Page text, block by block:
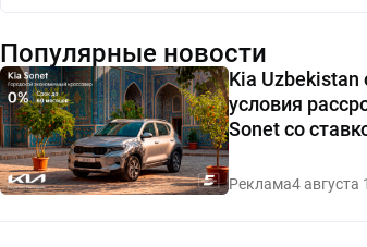
Популярные новости
Kia Uzbekistan
условия
Sonet со
Реклама4 августа